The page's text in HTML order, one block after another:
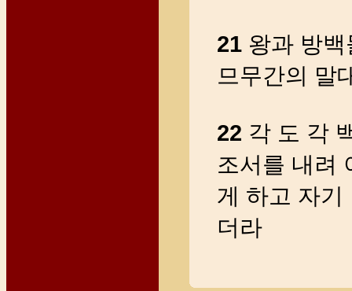
21왕과 방백
므무간의 말
22 각 도 각
조서를 내려
게 하고 자기
더라